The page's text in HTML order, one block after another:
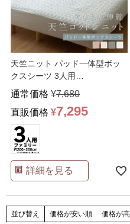
天竺ニット パッド一体型ボッ
クスシーツ 3人用
200×200×25cm
通常価格 ¥7,680
直販価格 ¥7,295
詳細を見る
並び替え 価格が安い順 価格が